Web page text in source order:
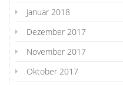
Januar 2018
Dezember 2017
November 2017
Oktober 2017